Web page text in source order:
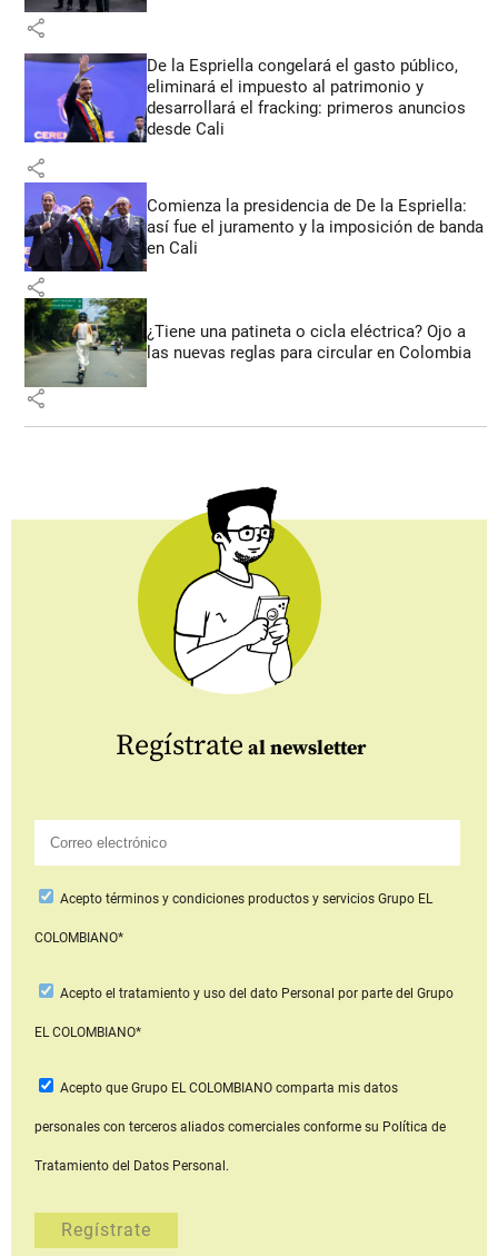
share
De la Espriella congelará el gasto público,
eliminará el impuesto al patrimonio y
desarrollará el fracking: primeros anuncios
desde Cali
share
Comienza la presidencia de De la Espriella:
así fue el juramento y la imposición de banda
en Cali
share
¿Tiene una patineta o cicla eléctrica? Ojo a
las nuevas reglas para circular en Colombia
share
Regístrate al newsletter
Aceptotérminos y condiciones productos y serviciosGrupo EL
COLOMBIANO*
Acepto el tratamiento y uso del dato Personal por parte del Grupo
EL COLOMBIANO*
Acepto que Grupo EL COLOMBIANOcomparta mis datos
personales con terceros aliados comerciales conforme su Política de
Tratamiento del Datos Personal.